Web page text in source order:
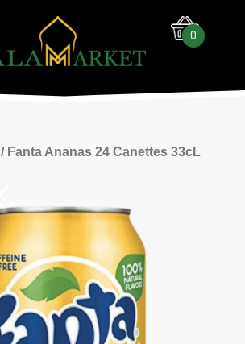
0
/ Fanta Ananas 24 Canettes 33cL